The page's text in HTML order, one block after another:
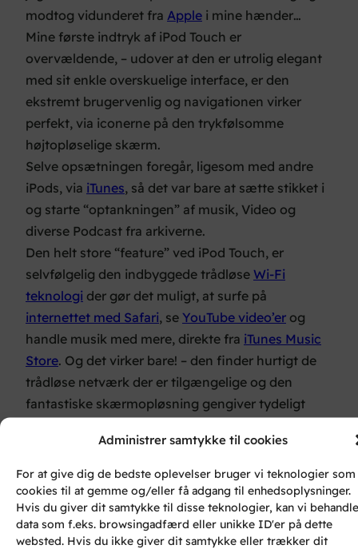
Administrer samtykke til cookies
For at give dig de bedste oplevelser bruger vi teknologier som
cookies til at gemme og/eller få adgang til enhedsoplysninger.
Hvis du giver dit samtykke til disse teknologier, kan vi behandle
data som f.eks. browsingadfærd eller unikke ID'er på dette
websted. Hvis du ikke giver dit samtykke eller trækker dit
modtog vidunderet fra Apple i mine hænder…
Mine første indtryk af iPod Touch er
overvældende, – udover at den er utrolig elegant
med sit enkle overskuelige interface, er den
ekstremt brugervenlig og navigationen virker
perfekt, via iconerne på den trykfølsomme
højtopløselige skærm.
Selve opsætningen foregår, ligesom med andre
iPods, via iTunes, så det var bare at sætte stikket i
og starte “optankningen” af musik, Video og
diverse Podcast fra arkiverne.
Den helt store “feature” ved iPod Touch, er
selvfølgelig den indbyggede trådløse Wi-Fi
teknologi der gør det muligt, at surfe på
internettet med Safari, se YouTube video’er og
handle musik med mere, direkte fra iTunes Music
Store. Og det virker bare! – den finder hurtigt de
trådløse netværk der er tilgængelige og den
fantastiske skærmopløsning gengiver tydeligt
zoom-funktionen i Safari gør det nemt at læse
indholdet på websider.
Ingen tvivl om atApplemed iPod Touch har skabt
et lille mesterværk indenfor “Gadget’s” – og for
mig er den hver en krone hver værd.